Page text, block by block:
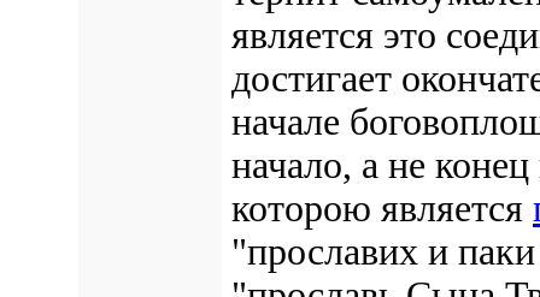
является это
достигает
начале
начало, а не
которою является
"прославих и